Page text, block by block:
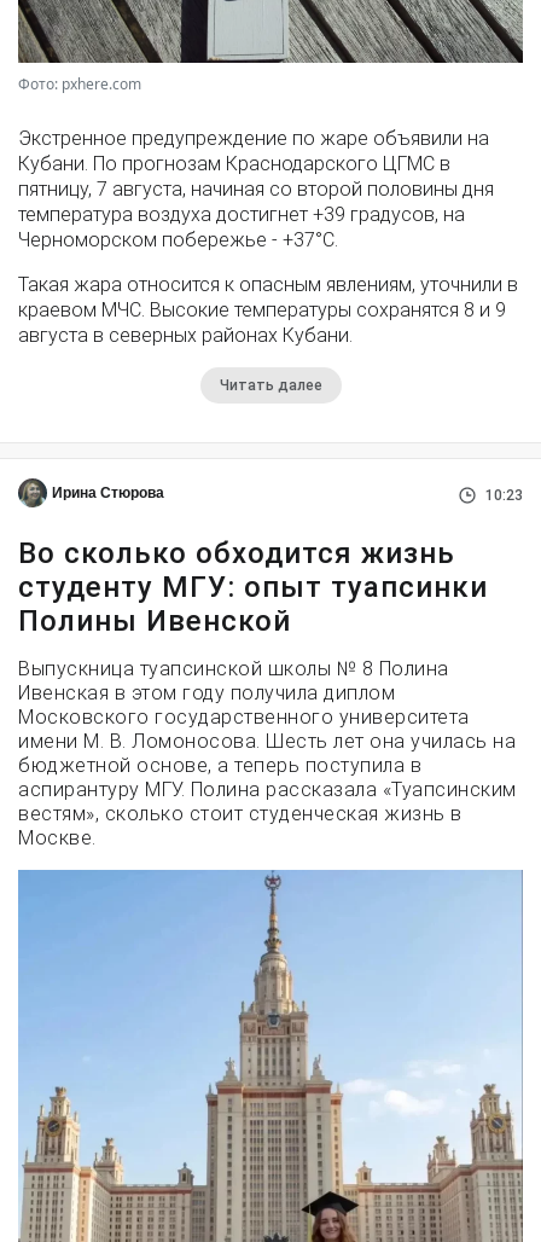
Фото: pxhere.com
Экстренное предупреждение по жаре объявили на
Кубани. По прогнозам Краснодарского ЦГМС в
пятницу, 7 августа, начиная со второй половины дня
температура воздуха достигнет +39 градусов, на
Черноморском побережье - +37°­С.
Такая жара относится к опасным явлениям, уточнили в
краевом МЧС. Высокие температуры сохранятся 8 и 9
августа в северных районах Кубани.
Читать далее
Ирина Стюрова 10:23
Во сколько обходится жизнь
студенту МГУ: опыт туапсинки
Полины Ивенской
Выпускница туапсинской школы № 8 Полина
Ивенская в этом году получила диплом
Московского государственного университета
имени М. В. Ломоносова. Шесть лет она училась на
бюджетной основе, а теперь поступила в
аспирантуру МГУ. Полина рассказала «Туапсинским
вестям», сколько стоит студенческая жизнь в
Москве.